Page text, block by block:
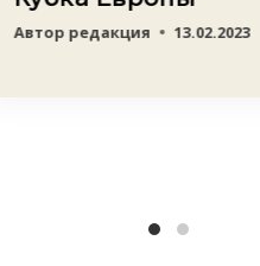
Автор редакция 13.02.2023